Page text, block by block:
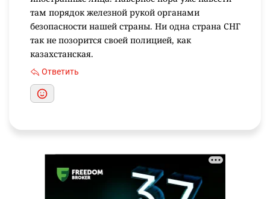
там порядок железной рукой органами
безопасности нашей страны. Ни одна страна СНГ
так не позорится своей полицией, как
казахстанская.
Ответить